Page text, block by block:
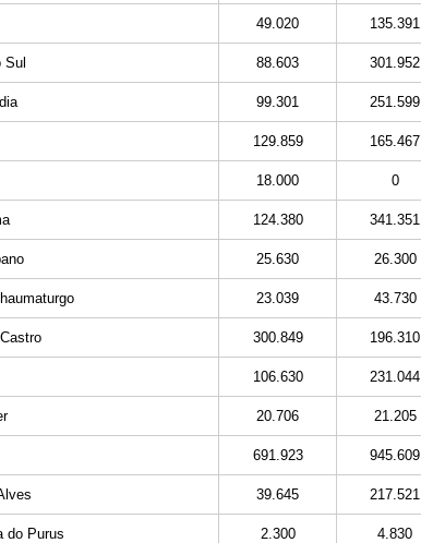
49.020 135.391
Sul 88.603 301.952
99.301 251.599
129.859 165.467
18.000 0
124.380 341.351
25.630 26.300
23.039 43.730
300.849 196.310
106.630 231.044
20.706 21.205
691.923 945.609
39.645 217.521
do Purus 2.300 4.830